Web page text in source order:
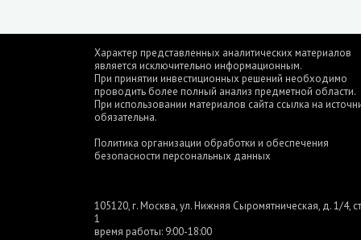
Характер представленных аналитических материалов
является исключительно информационным.
При принятии инвестиционных решений необходимо
проводить более полный анализ предметной области.
При использовании материалов сайта ссылка на
обязательна.
Политика организации обработки и обеспечения
безопасности персональных данных
105120, г. Москва, ул. Нижняя Сыромятническая, д. 1/4,
1
время работы: 9:00-18:00